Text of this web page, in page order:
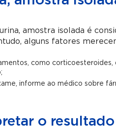
amostra isolada é
alguns fatores
como
informe ao médico sobre
o